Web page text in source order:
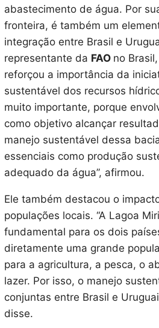
abastecimento de água. Por
fronteira, é também um
integração entre Brasil e
representante da FAO no
reforçou a importância da
sustentável dos recursos
muito importante, porque
como objetivo alcançar
manejo sustentável dessa
essenciais como produção
adequado da água”, afirmou.
Ele também destacou o
populações locais. “A Lagoa
fundamental para os dois
diretamente uma grande
para a agricultura, a pesca, o
lazer. Por isso, o manejo
conjuntas entre Brasil e
disse.